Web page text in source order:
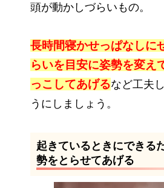
頭が動かしづらいもの。
長時間寝かせっぱなしに
らいを目安に姿勢を変え
っこしてあげるなど工夫
うにしましょう。
起きているときにできる
勢をとらせてあげる